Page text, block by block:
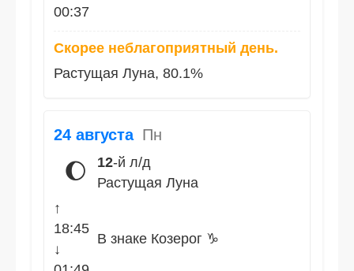
00:37
Скорее неблагоприятный день.
Растущая Луна, 80.1%
24 августа Пн
🌔 12-й л/д
Растущая Луна
↑
18:45
↓
В знаке Козерог ♑